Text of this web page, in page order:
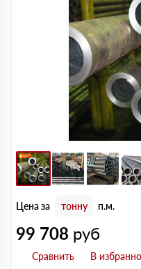
Цена за тонну п.м.
99 708 руб